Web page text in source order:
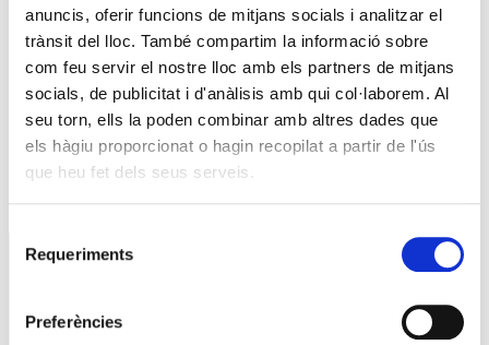
anuncis, oferir funcions de mitjans socials i analitzar el
trànsit del lloc. També compartim la informació sobre
com feu servir el nostre lloc amb els partners de mitjans
socials, de publicitat i d'anàlisis amb qui col·laborem. Al
seu torn, ells la poden combinar amb altres dades que
els hàgiu proporcionat o hagin recopilat a partir de l'ús
que heu fet dels seus serveis.
Requeriments
Preferències
11:00
Esdeveniment: Europa Social. 40 anys d’Europa
29 setembre @09:00-13:00
Premis PIMEC 2026
SERVEIS
Formació